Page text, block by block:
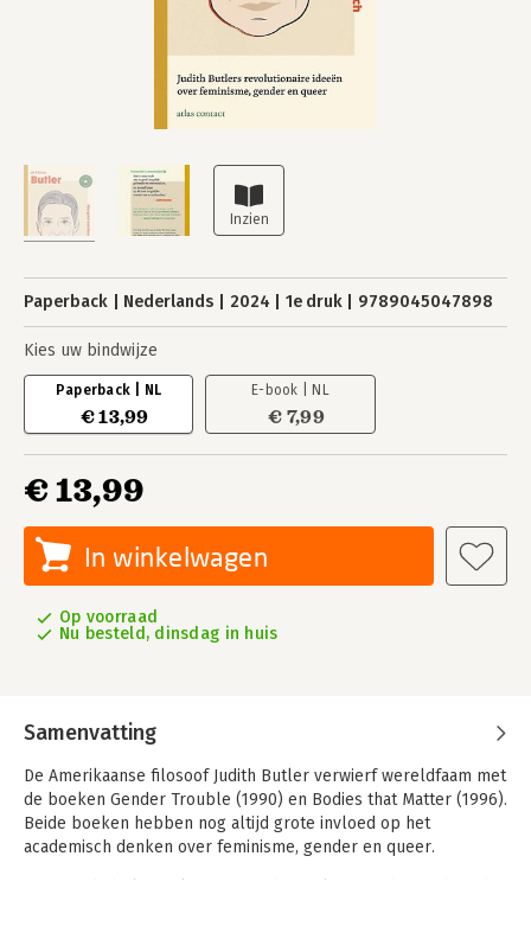
Paperback Nederlands 2024 1e druk 9789045047898
Kies uw bindwijze
Paperback | NL
€ 13,99
E-book | NL
€ 7,99
€ 13,99
In winkelwagen
Op voorraad
Nu besteld, dinsdag in huis
Samenvatting
De Amerikaanse filosoof Judith Butler verwierf wereldfaam met
de boeken Gender Trouble (1990) en Bodies that Matter (1996).
Beide boeken hebben nog altijd grote invloed op het
academisch denken over feminisme, gender en queer.